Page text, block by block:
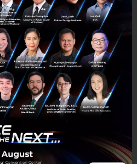
โลกทุกที่ทุกเวลา ซึ่ง
มไลฟ์สไตล์ สร้างปฏิสัมพันธ์
โลดแล่นไปกับประสบการณ์
รองความใจลูกค้าทั้งชาว
ขยายฐานและเข้าถึงลูกค้า
าะกลุ่มที่ชื่นชอบ
ด้จากระบบนิเวศในรูปแบบ
บแพลตฟอร์มต่างๆ ให้สยาม
ดลธุรกิจหลักเช่นกัน